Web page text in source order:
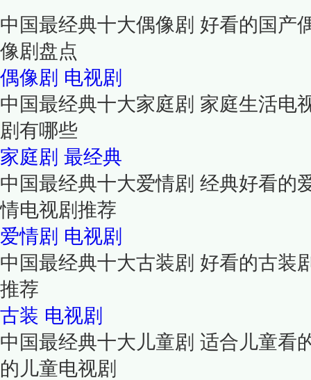
中国最经典十大偶像剧 好看的国产
像剧盘点
偶像剧 电视剧
中国最经典十大家庭剧 家庭生活电
剧有哪些
家庭剧 最经典
中国最经典十大爱情剧 经典好看的
情电视剧推荐
爱情剧 电视剧
中国最经典十大古装剧 好看的古装
推荐
古装 电视剧
中国最经典十大儿童剧 适合儿童看
的儿童电视剧